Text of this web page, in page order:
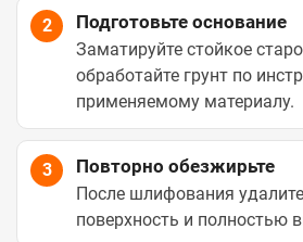
2 Подготовьте основание
Заматируйте стойкое
обработайте грунт по
применяемому материалу.
3 Повторно обезжирьте
После шлифования
поверхность и полностью